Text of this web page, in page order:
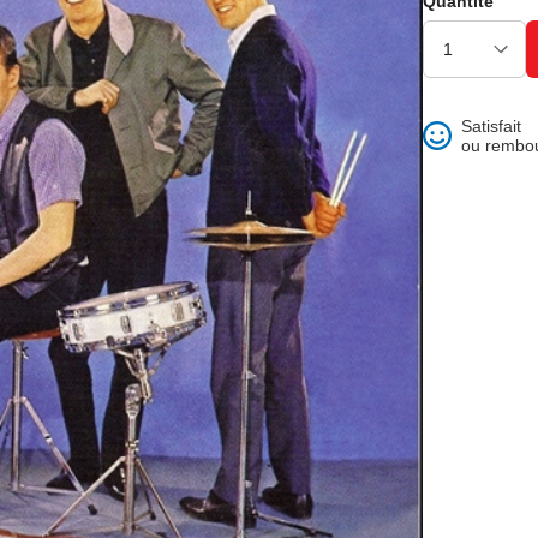
et best of
folklore
Satisfait
ou